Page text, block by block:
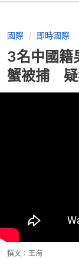
國際 即時國際
3名中國籍
蟹被捕 疑
撰文： 王海